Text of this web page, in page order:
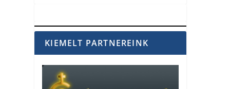
KIEMELT PARTNEREINK